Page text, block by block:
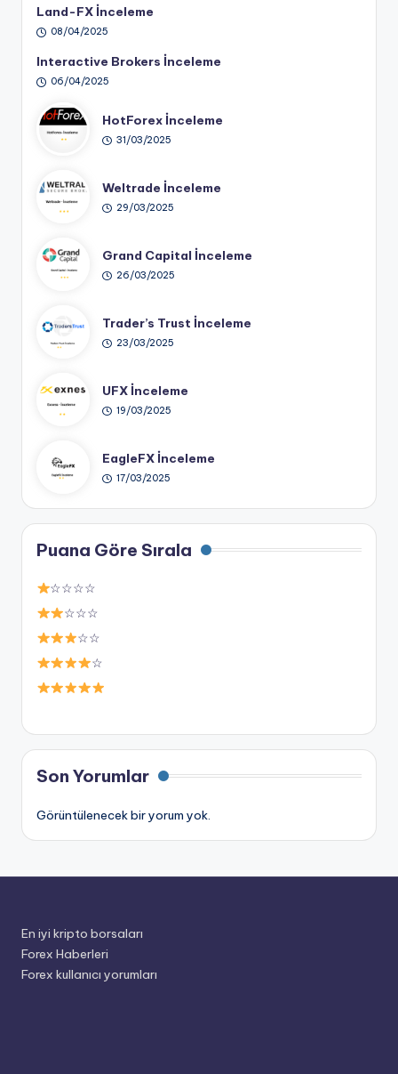
Land-FX İnceleme
08/04/2025
Interactive Brokers İnceleme
06/04/2025
HotForex İnceleme
31/03/2025
Weltrade İnceleme
29/03/2025
Grand Capital İnceleme
26/03/2025
Trader’s Trust İnceleme
23/03/2025
UFX İnceleme
19/03/2025
EagleFX İnceleme
17/03/2025
Puana Göre Sırala
☆☆☆☆
☆☆☆
☆☆
☆
Son Yorumlar
Görüntülenecek bir yorum yok.
En iyi kripto borsaları
Forex Haberleri
Forex kullanıcı yorumları